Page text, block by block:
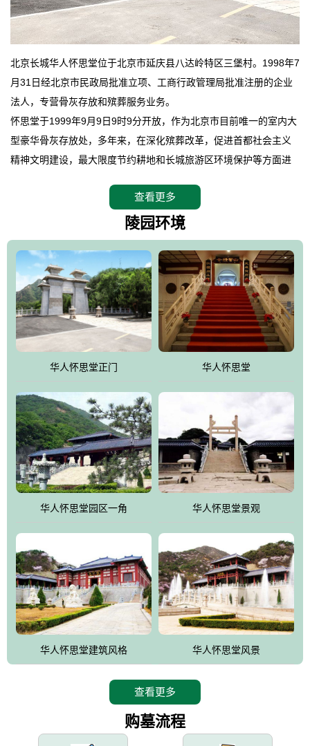
北京长城华人怀思堂位于北京市延庆县八达岭特区三堡村。1998年7
月31日经北京市民政局批准立项、工商行政管理局批准注册的企业
法人，专营骨灰存放和殡葬服务业务。
怀思堂于1999年9月9日9时9分开放，作为北京市目前唯一的室内大
型豪华骨灰存放处，多年来，在深化殡葬改革，促进首都社会主义
精神文明建设，最大限度节约耕地和长城旅游区环境保护等方面进
怀思堂辖区面积15万平方米，整体建筑面积5．8万平方米。主体建
筑有：怀思堂豪华墓室、礼祭大厅、随缘阁、百家姓觅宗长廊等。
仲、无字碑、香灯等。典型的仿秦、汉建筑风格。蓝色的琉璃瓦屋
顶，朱砂红的门、窗、柱、墙，汉白玉雕刻的雄狮、华表，花岗岩
铺成的路面和台阶，洒落其间的花卉、松柏与万里长城浑然一体、
气势宏伟、古朴端庄、别具一格。怀思堂大殿入口两侧是用蜡染技
术描绘的抽象派创意绘画，大环境中的长城文化与炎黄始祖，小环
境的绘画中的河流、山川、彩云、明月，意喻着往生者与长城同
伴，与祖宗同眠，他（她）们的思想与品德与山河同在，与日月同
辉。
怀思堂作为豪华室内骨灰存放处，将干支纪年、五行相生相克、天
人合一、太极八卦、生辰八字及生肖等有机结合到历史文化中。一
厅七千个福位分十二小区，按十二地支命名。客户选位，可依据生
肖、八字、时辰亦可参考地理方位、职业、兴趣爱好等等。堂中是
地宫陵寝式的，入口楹联选材于著名田园诗人陶渊明"亲戚或余悲，
他人亦已歌，死后何所道，托体同山阿"中的后两句。反应了回归大
雀，后玄武"的四大吉祥物铜雕挂件。
查看更多
陵园环境
华人怀思堂正门 华人怀思堂
华人怀思堂园区一角 华人怀思堂景观
华人怀思堂建筑风格 华人怀思堂风景
查看更多
购墓流程